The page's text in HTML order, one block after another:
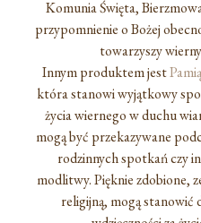
Komunia Święta,
przypomnienie o Bożej
towarzyszy
Innym produktem jest
która stanowi wyjątkowy
życia wiernego w duchu
mogą być przekazywane
rodzinnych spotkań czy
modlitwy. Pięknie zdobione,
religijną, mogą stanowić